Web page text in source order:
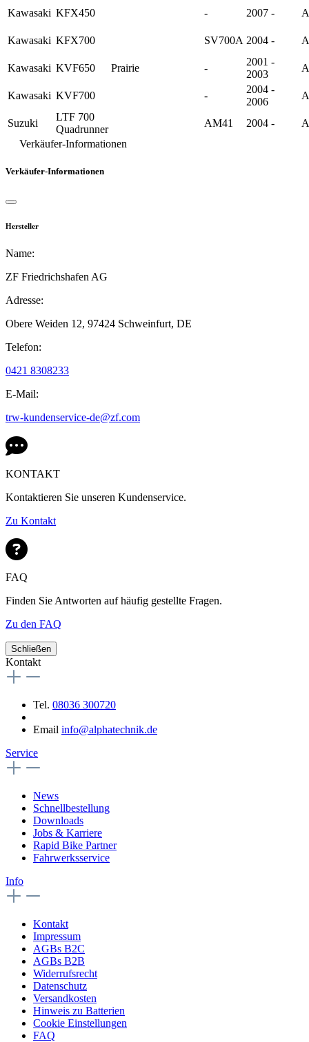
Kawasaki KFX450 - 2007 -
Kawasaki KFX700 SV700A 2004 -
Kawasaki KVF650 Prairie -
2001 -
2003
Kawasaki KVF700 -
2004 -
2006
Suzuki
LTF 700
Quadrunner
AM41 2004 -
Verkäufer-Informationen
Verkäufer-Informationen
Hersteller
Name:
ZF Friedrichshafen AG
Adresse:
Obere Weiden 12, 97424 Schweinfurt, DE
Telefon:
0421 8308233
E-Mail:
trw-kundenservice-de@zf.com
KONTAKT
Kontaktieren Sie unseren Kundenservice.
Zu Kontakt
FAQ
Finden Sie Antworten auf häufig gestellte Fragen.
Zu den FAQ
Schließen
Kontakt
Tel. 08036 300720
Email info@alphatechnik.de
Service
News
Schnellbestellung
Downloads
Jobs & Karriere
Rapid Bike Partner
Fahrwerksservice
Info
Kontakt
Impressum
AGBs B2C
AGBs B2B
Widerrufsrecht
Datenschutz
Versandkosten
Hinweis zu Batterien
Cookie Einstellungen
FAQ